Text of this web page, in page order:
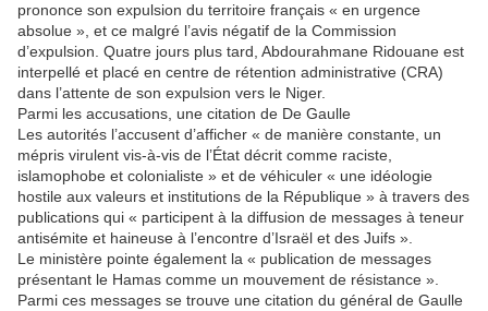
prononce son expulsion du territoire français « en urgence
absolue », et ce malgré l’avis négatif de la Commission
d’expulsion. Quatre jours plus tard, Abdourahmane Ridouane est
interpellé et placé en centre de rétention administrative (CRA)
dans l’attente de son expulsion vers le Niger.
Parmi les accusations, une citation de De Gaulle
Les autorités l’accusent d’afficher « de manière constante, un
mépris virulent vis-à-vis de l’État décrit comme raciste,
islamophobe et colonialiste » et de véhiculer « une idéologie
hostile aux valeurs et institutions de la République » à travers des
publications qui « participent à la diffusion de messages à teneur
antisémite et haineuse à l’encontre d’Israël et des Juifs ».
Le ministère pointe également la « publication de messages
présentant le Hamas comme un mouvement de résistance ».
Parmi ces messages se trouve une citation du général de Gaulle